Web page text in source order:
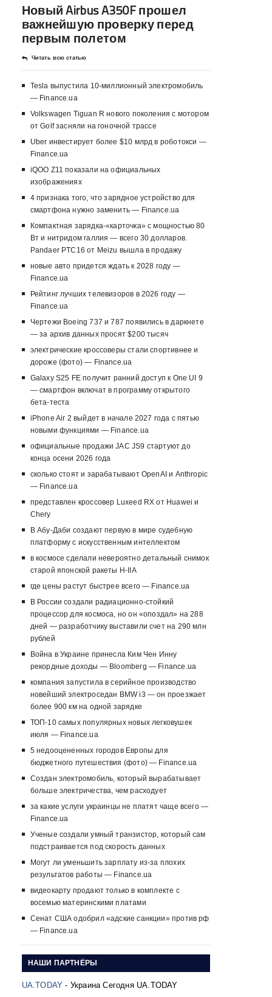
Новый Airbus A350F прошел
важнейшую проверку перед
первым полетом
Читать всю статью
Tesla выпустила 10-миллионный электромобиль
— Finance.ua
Volkswagen Tiguan R нового поколения с мотором
от Golf засняли на гоночной трассе
Uber инвестирует более $10 млрд в роботокси —
Finance.ua
iQOO Z11 показали на официальных
изображениях
4 признака того, что зарядное устройство для
смартфона нужно заменить — Finance.ua
Компактная зарядка-«карточка» с мощностью 80
Вт и нитридом галлия — всего 30 долларов.
Pandaer PTC16 от Meizu вышла в продажу
новые авто придется ждать к 2028 году —
Finance.ua
Рейтинг лучших телевизоров в 2026 году —
Finance.ua
Чертежи Boeing 737 и 787 появились в даркнете
— за архив данных просят $200 тысяч
электрические кроссоверы стали спортивнее и
дороже (фото) — Finance.ua
Galaxy S25 FE получит ранний доступ к One UI 9
— смартфон включат в программу открытого
бета-теста
iPhone Air 2 выйдет в начале 2027 года с пятью
новыми функциями — Finance.ua
официальные продажи JAC JS9 стартуют до
конца осени 2026 года
сколько стоят и зарабатывают OpenAI и Anthropic
— Finance.ua
представлен кроссовер Luxeed RX от Huawei и
Chery
В Абу-Даби создают первую в мире судебную
платформу с искусственным интеллектом
в космосе сделали невероятно детальный снимок
старой японской ракеты H-IIA
где цены растут быстрее всего — Finance.ua
В России создали радиационно-стойкий
процессор для космоса, но он «опоздал» на 288
дней — разработчику выставили счет на 290 млн
рублей
Война в Украине принесла Ким Чен Инну
рекордные доходы — Bloomberg — Finance.ua
компания запустила в серийное производство
новейший электроседан BMW i3 — он проезжает
более 900 км на одной зарядке
ТОП-10 самых популярных новых легковушек
июля — Finance.ua
5 недооцененных городов Европы для
бюджетного путешествия (фото) — Finance.ua
Создан электромобиль, который вырабатывает
больше электричества, чем расходует
за какие услуги украинцы не платят чаще всего —
Finance.ua
Ученые создали умный транзистор, который сам
подстраивается под скорость данных
Могут ли уменьшить зарплату из-за плохих
результатов работы — Finance.ua
видеокарту продают только в комплекте с
восемью материнскими платами
Сенат США одобрил «адские санкции» против рф
— Finance.ua
НАШИ ПАРТНЁРЫ
UA.TODAY - Украина Сегодня UA.TODAY